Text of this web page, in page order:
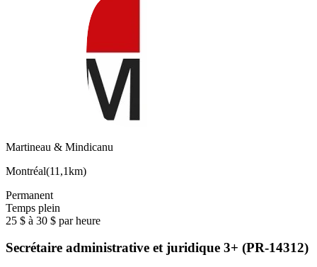
Martineau & Mindicanu
Montréal(11,1km)
Permanent
Temps plein
25 $ à 30 $ par heure
Secrétaire administrative et juridique 3+ (PR-14312)